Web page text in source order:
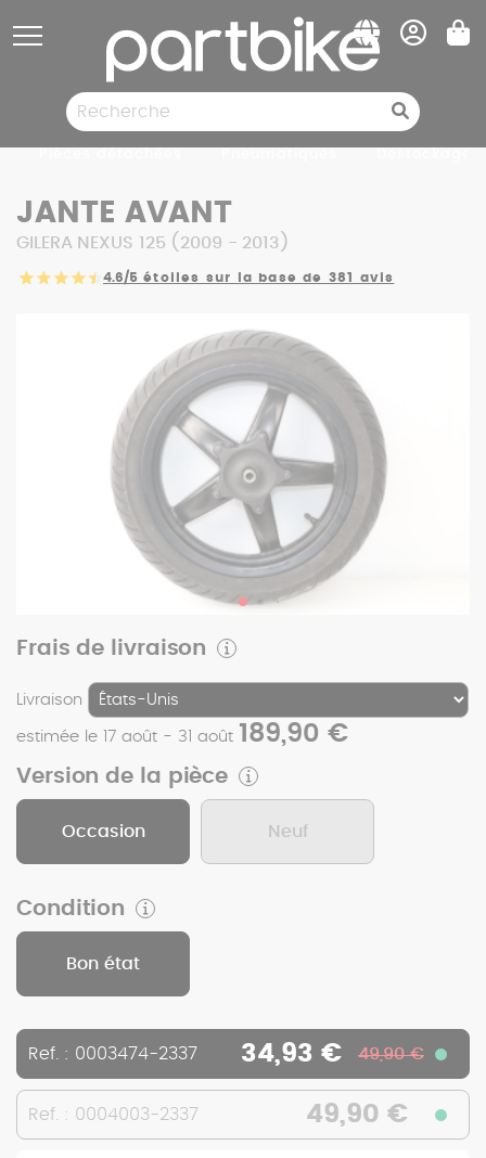
JANTE AVANT
GILERA NEXUS 125 (2009 - 2013)
4.6/5 étoiles sur la base de 381 avis
Frais de livraison
Livraison
estimée le 17 août - 31 août 189,90 €
Version de la pièce
Occasion Neuf
Condition
Bon état
Ref. : 0003474-2337 34,93 € 49,90 €
Ref. : 0004003-2337 49,90 €